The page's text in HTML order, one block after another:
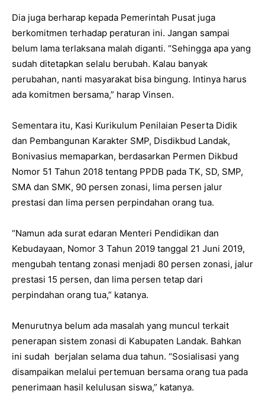
Dia juga berharap kepada Pemerintah Pusat juga
berkomitmen terhadap peraturan ini. Jangan sampai
belum lama terlaksana malah diganti. “Sehingga apa yang
sudah ditetapkan selalu berubah. Kalau banyak
perubahan, nanti masyarakat bisa bingung. Intinya harus
ada komitmen bersama,” harap Vinsen.
Sementara itu, Kasi Kurikulum Penilaian Peserta Didik
dan Pembangunan Karakter SMP, Disdikbud Landak,
Bonivasius memaparkan, berdasarkan Permen Dikbud
Nomor 51 Tahun 2018 tentang PPDB pada TK, SD, SMP,
SMA dan SMK, 90 persen zonasi, lima persen jalur
prestasi dan lima persen perpindahan orang tua.
“Namun ada surat edaran Menteri Pendidikan dan
Kebudayaan, Nomor 3 Tahun 2019 tanggal 21 Juni 2019,
mengubah tentang zonasi menjadi 80 persen zonasi, jalur
prestasi 15 persen, dan lima persen tetap dari
perpindahan orang tua,” katanya.
Menurutnya belum ada masalah yang muncul terkait
penerapan sistem zonasi di Kabupaten Landak. Bahkan
ini sudah berjalan selama dua tahun. “Sosialisasi yang
disampaikan melalui pertemuan bersama orang tua pada
penerimaan hasil kelulusan siswa,” katanya.